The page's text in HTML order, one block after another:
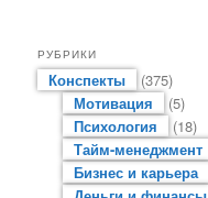
РУБРИКИ
Конспекты
(375)
Мотивация
(5)
Психология
(18)
Тайм-менеджмент
Бизнес и карьера